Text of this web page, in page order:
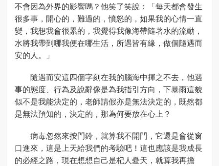
不會因為外界的影響嗎？他笑了笑說：「每天都會發生
很多事，開心的，難過的，憤怒的，如果我的心情一直
變，我想我會很累的，我覺得我像海帶隨著水的流動，
水將我帶到哪我便在哪生活，所遇皆有緣，做個隨遇而
安的人。」
隨遇而安這四個字刻在我的腦海中揮之不去，他遇
事的態度、行為及說辭像是為我指引方向，下暴雨這貌
似不是我能決定的，老師請假亦是無法決定的，既然都
是無法預知的，決定的，那為何要放在心上？
病毒忽然來按門鈴，就算我不開門，它還是會從窗
口進來，這是上天給我們的考驗吧！這也應該是我成長
的必經之路，現在想想自己是杞人憂天，就算我再擔